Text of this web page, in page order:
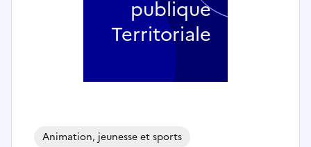
Animation, jeunesse et sports
publique
Territoriale